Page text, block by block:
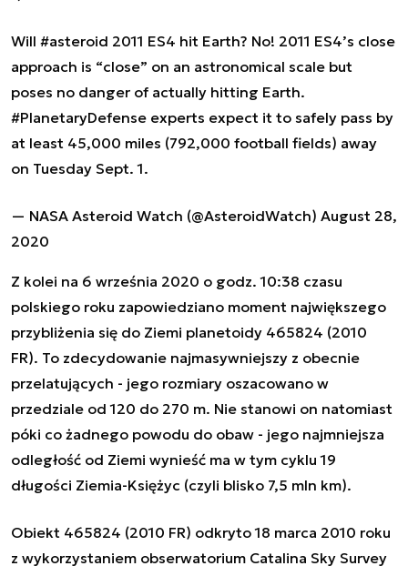
Will #asteroid 2011 ES4 hit Earth? No! 2011 ES4’s close
approach is “close” on an astronomical scale but
poses no danger of actually hitting Earth.
#PlanetaryDefense experts expect it to safely pass by
at least 45,000 miles (792,000 football fields) away
on Tuesday Sept. 1.
— NASA Asteroid Watch (@AsteroidWatch) August 28,
2020
Z kolei na 6 września 2020 o godz. 10:38 czasu
polskiego roku zapowiedziano moment największego
przybliżenia się do Ziemi planetoidy 465824 (2010
FR). To zdecydowanie najmasywniejszy z obecnie
przelatujących - jego rozmiary oszacowano w
przedziale od 120 do 270 m. Nie stanowi on natomiast
póki co żadnego powodu do obaw - jego najmniejsza
odległość od Ziemi wynieść ma w tym cyklu 19
długości Ziemia-Księżyc (czyli blisko 7,5 mln km).
Obiekt 465824 (2010 FR) odkryto 18 marca 2010 roku
z wykorzystaniem obserwatorium Catalina Sky Survey